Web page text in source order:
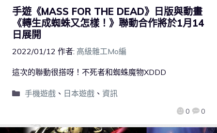
手遊《MASS FOR THE DEAD》日版與動畫
《轉生成蜘蛛又怎樣！》聯動合作將於1月14
日展開
2022/01/12 作者: 高級雜工Mo編
0 0
這次的聯動很搭呀！不死者和蜘蛛魔物XDDD
手機遊戲、 日本遊戲、 資訊